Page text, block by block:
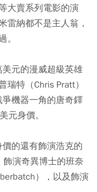
大賣系列電影的演
雷納都不是主人翁，
。
元的漫威超級英雄
特（Chris Pratt）
機器一角的唐奇鐸
元身價。
的還有飾演浩克的
演奇異博士的班奈
），以及飾演